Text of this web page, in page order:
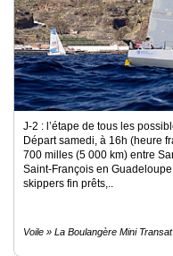
J-2 : l’étape de tous les
Départ samedi, à 16h (heure
700 milles (5 000 km) entre
Saint-François en
skippers fin prêts,..
Voile » La Boulangère Mini